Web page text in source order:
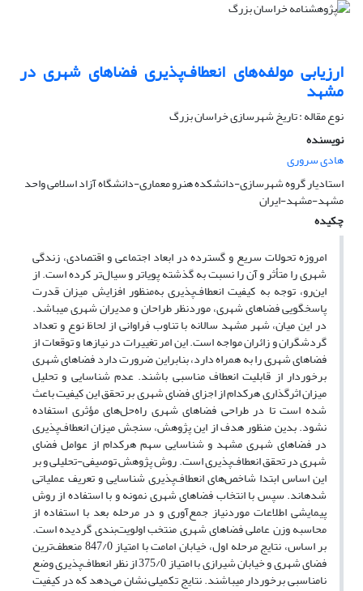
ارزیابی مولفه‌های انعطاف‌پذیری فضاهای شهری در
مشهد
نوع مقاله : تاریخ شهرسازی خراسان بزرگ
نویسنده
هادی سروری
استادیار گروه شهرسازی-دانشکده هنرو معماری-دانشگاه آزاد اسلامی واحد
مشهد-مشهد-ایران
چکیده
امروزه تحولات سریع و گسترده در ابعاد اجتماعی و اقتصادی، زندگی
شهری را متأثر و آن را نسبت به گذشته پویاتر و سیال‌تر کرده است. از
این‌رو، توجه به کیفیت انعطاف‌پذیری به‌منظور افزایش میزان قدرت
پاسخگویی فضاهای شهری، موردنظر طراحان و مدیران شهری می­باشد.
در این میان، شهر مشهد سالانه با تناوب فراوانی از لحاظ نوع و تعداد
گردشگران و زائران مواجه است. این امر تغییرات در نیازها و توقعات از
فضاهای شهری را به همراه دارد، بنابراین ضرورت دارد فضاهای شهری
برخوردار از قابلیت انعطاف مناسبی باشند. عدم شناسایی و تحلیل
میزان اثرگذاری هرکدام از اجزای فضای شهری بر تحقق این کیفیت باعث
شده است تا در طراحی فضاهای شهری راه‌حل‌های مؤثری استفاده
نشود. بدین منظور هدف از این پژوهش، سنجش میزان انعطاف‌پذیری
در فضاهای شهری مشهد و شناسایی سهم هرکدام از عوامل فضای
شهری در تحقق انعطاف‌پذیری است. روش پژوهش توصیفی-تحلیلی و بر
این اساس ابتدا شاخص‌های انعطاف‌پذیری شناسایی و تعریف عملیاتی
شده­اند. سپس با انتخاب فضاهای شهری نمونه و با استفاده از روش
پیمایشی اطلاعات موردنیاز جمع‌آوری و در مرحله بعد با استفاده از
محاسبه وزن عاملی فضاهای شهری منتخب اولویت‌بندی گردیده است.
بر اساس، نتایج مرحله اول، خیابان امامت با امتیاز 847/0 منعطف‌ترین
فضای شهری و خیابان شیرازی با امتیاز 375/0 از نظر انعطاف‌پذیری وضع
نامناسبی برخوردار می­باشند. نتایج تکمیلی نشان می‌دهد که در کیفیت